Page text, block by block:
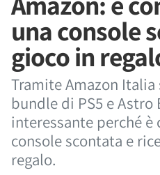
una console
gioco in
Tramite Amazon
bundle di PS5 e
interessante perché è
console scontata e
regalo.